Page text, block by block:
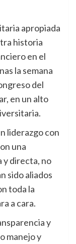
apropiada
historia
en el
la semana
del
en un alto
liderazgo con
una
y directa, no
sido aliados
toda la
a cara.
y
manejo y